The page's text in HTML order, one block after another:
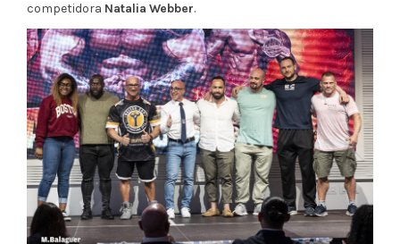
competidora Natalia Webber.